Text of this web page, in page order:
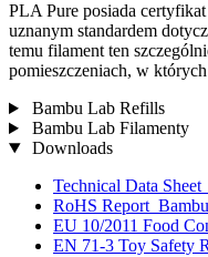
PLA Pure posiada
uznanym standardem
temu filament ten
pomieszczeniach, w
Bambu Lab Refills
Bambu Lab Filamenty
Downloads
Technical Data
RoHS
EU 10/2011 Food
EN 71-3 Toy Safety